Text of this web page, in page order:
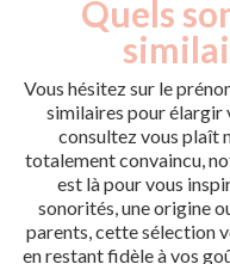
Quels
Vous hésitez sur le
similaires pour élargir
consultez vous plaît
totalement convaincu,
est là pour vous
sonorités, une origine
parents, cette sélection
en restant fidèle à vos